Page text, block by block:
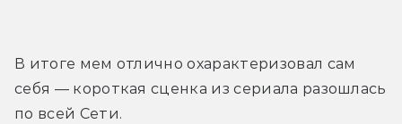
В итоге мем отлично охарактеризовал сам
себя — короткая сценка из сериала разошлась
по всей Сети.